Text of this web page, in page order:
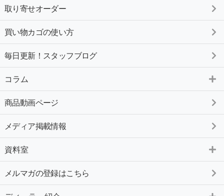
取り寄せオーダー
買い物カゴの使い方
毎日更新！スタッフブログ
コラム
商品動画ページ
メディア掲載情報
資料室
メルマガの登録はこちら